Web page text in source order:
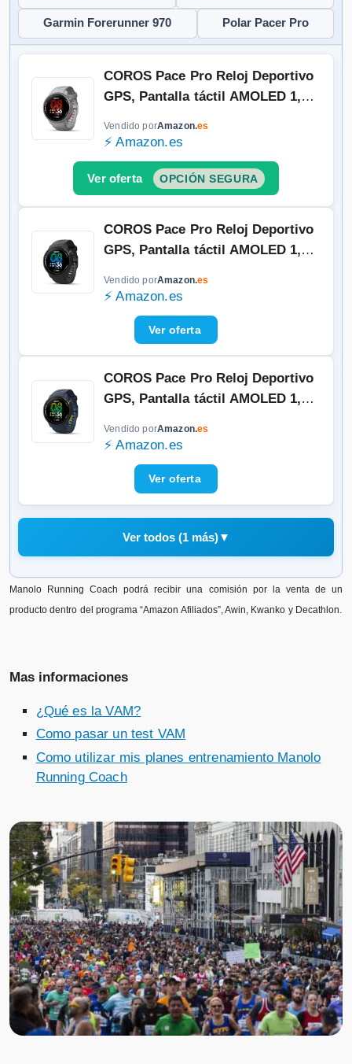
Garmin Forerunner 970 Polar Pacer Pro
COROS Pace Pro Reloj Deportivo
GPS, Pantalla táctil AMOLED 1,3
20 días de Batería, Navegación con
Seguimiento del Sueño, Carrera
(Gris)
Vendido porAmazon.es
⚡ Amazon.es
OPCIÓN SEGURA
COROS Pace Pro Reloj Deportivo
GPS, Pantalla táctil AMOLED 1,3
20 días de Batería, Navegación con
Seguimiento del Sueño, Carrera
(Negro)
Vendido porAmazon.es
⚡ Amazon.es
COROS Pace Pro Reloj Deportivo
GPS, Pantalla táctil AMOLED 1,3
20 días de Batería, Navegación con
Seguimiento del Sueño, Carrera
(Azul)
Vendido porAmazon.es
⚡ Amazon.es
Ver todos (1 más)▼
Polar Pacer Pro
Manolo Running Coach podrá recibir una comisión por la venta de un
producto dentro del programa “Amazon Afiliados”, Awin, Kwanko y Decathlon.
Mas informaciones
¿Qué es la VAM?
Como pasar un test VAM
Como utilizar mis planes entrenamiento Manolo
Running Coach